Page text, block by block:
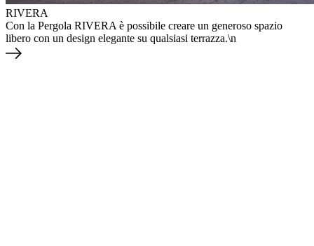
RIVERA
Con la Pergola RIVERA è possibile creare un generoso spazio
libero con un design elegante su qualsiasi terrazza.\n